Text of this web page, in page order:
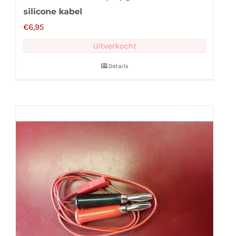
silicone kabel
€6,95
Uitverkocht
Details